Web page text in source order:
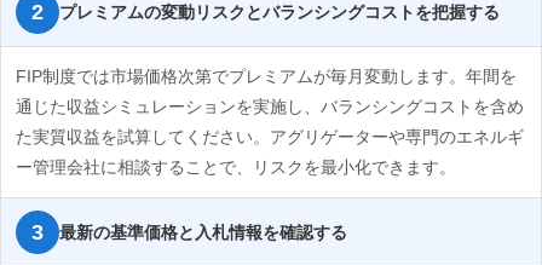
プレミアムの変動リスクとバランシングコストを把握する
FIP制度では市場価格次第でプレミアムが毎月変動します。年間を
通じた収益シミュレーションを実施し、バランシングコストを含め
た実質収益を試算してください。アグリゲーターや専門のエネルギ
ー管理会社に相談することで、リスクを最小化できます。
最新の基準価格と入札情報を確認する